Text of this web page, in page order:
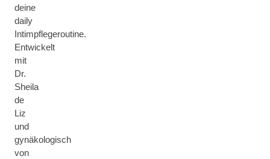
deine
daily
Intimpflegeroutine.
Entwickelt
mit
Dr.
Sheila
de
Liz
und
gynäkologisch
von